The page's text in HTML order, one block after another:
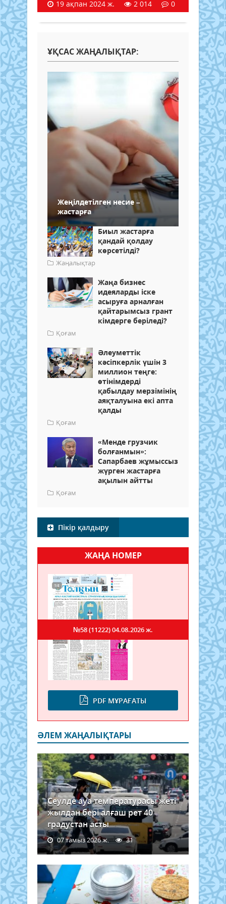
19 ақпан 2024 ж. 2 014 0
ҰҚСАС ЖАҢАЛЫҚТАР:
Жеңілдетілген несие –
жастарға
Биыл жастарға
қандай қолдау
көрсетілді?
Жаңалықтар
Жаңа бизнес
идеяларды іске
асыруға арналған
қайтарымсыз грант
кімдерге беріледі?
Қоғам
Әлеуметтік
кәсіпкерлік үшін 3
миллион теңге:
өтінімдерді
қабылдау мерзімінің
аяқталуына екі апта
қалды
Қоғам
«Менде грузчик
болғанмын»:
Сапарбаев жұмыссыз
жүрген жастарға
ақылын айтты
Қоғам
Пікір қалдыру
ЖАҢА НОМЕР
PDF МҰРАҒАТЫ
№58 (11222)04.08.2026 ж.
ӘЛЕМ ЖАҢАЛЫҚТАРЫ
Сеулде ауа температурасы жеті
жылдан бері алғаш рет 40
градустан асты
07 тамыз 2026 ж. 31